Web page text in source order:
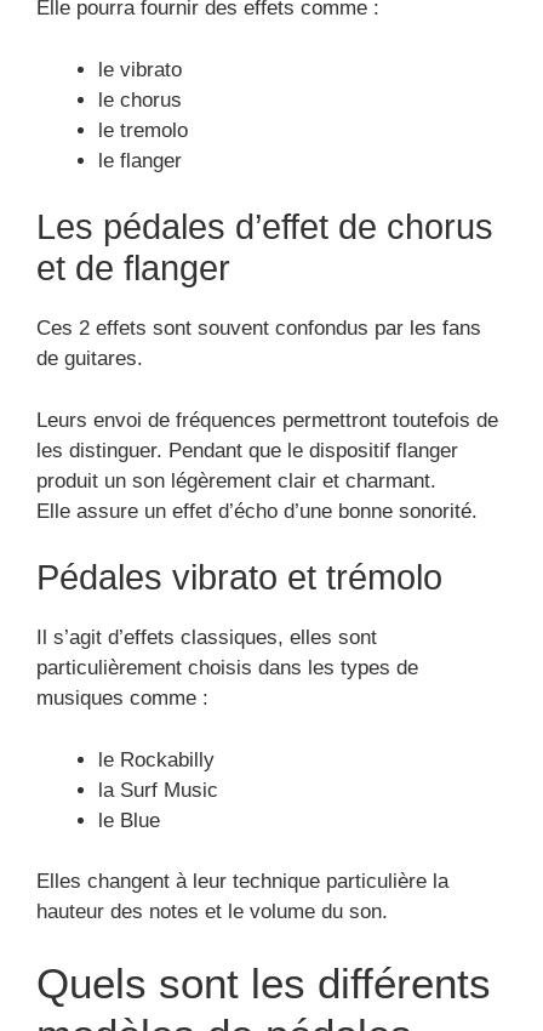
Elle pourra fournir des effets comme :
le vibrato
le chorus
le tremolo
le flanger
Les pédales d’effet de chorus
et de flanger
Ces 2 effets sont souvent confondus par les fans
de guitares.
Leurs envoi de fréquences permettront toutefois de
les distinguer. Pendant que le dispositif flanger
produit un son légèrement clair et charmant.
Elle assure un effet d’écho d’une bonne sonorité.
Pédales vibrato et trémolo
Il s’agit d’effets classiques, elles sont
particulièrement choisis dans les types de
musiques comme :
le Rockabilly
la Surf Music
le Blue
Elles changent à leur technique particulière la
hauteur des notes et le volume du son.
Quels sont les différents